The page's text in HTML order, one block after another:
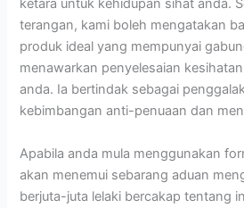
ketara untuk kehidupan sihat anda.
terangan, kami boleh mengatakan
produk ideal yang mempunyai
menawarkan penyelesaian
anda. Ia bertindak sebagai
kebimbangan anti-penuaan dan
Apabila anda mula menggunakan
akan menemui sebarang aduan
berjuta-juta lelaki bercakap tentang